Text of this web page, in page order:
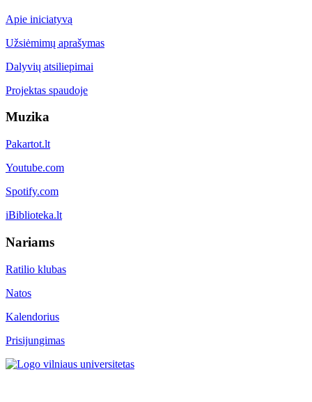
Apie iniciatyvą
Užsiėmimų aprašymas
Dalyvių atsiliepimai
Projektas spaudoje
Muzika
Pakartot.lt
Youtube.com
Spotify.com
iBiblioteka.lt
Nariams
Ratilio klubas
Natos
Kalendorius
Prisijungimas